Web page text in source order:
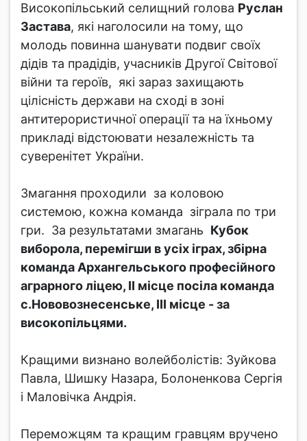
Високопільський селищний голова Руслан
Застава, які наголосили на тому, що
молодь повинна шанувати подвиг своїх
дідів та прадідів, учасників Другої Світової
війни та героїв, які зараз захищають
цілісність держави на сході в зоні
антитерористичної операції та на їхньому
прикладі відстоювати незалежність та
суверенітет України.
Змагання проходили за коловою
системою, кожна команда зіграла по три
гри. За результатами змагань Кубок
виборола, перемігши в усіх іграх, збірна
команда Архангельського професійного
аграрного ліцею, ІІ місце посіла команда
с.Нововознесенське, ІІІ місце - за
високопільцями.
Кращими визнано волейболістів: Зуйкова
Павла, Шишку Назара, Болоненкова Сергія
і Маловічка Андрія.
Переможцям та кращим гравцям вручено